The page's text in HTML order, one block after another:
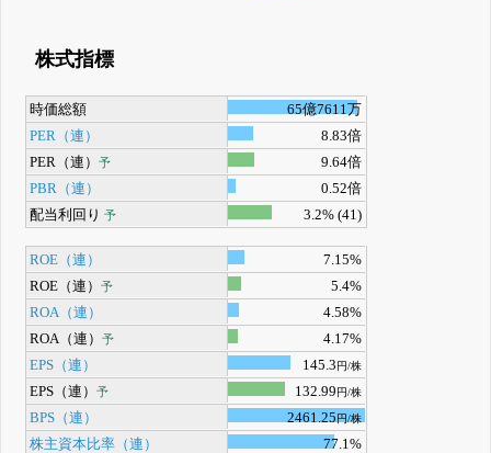
株式指標
時価総額
65億7611万
PER（連）
8.83倍
PER（連）予
9.64倍
PBR（連）
0.52倍
配当利回り 予 3.2% (41)
ROE（連）
7.15%
ROE（連）予
5.4%
ROA（連）
4.58%
ROA（連）予
4.17%
EPS（連）
145.3円/株
EPS（連）予 132.99円/株
BPS（連） 2461.25円/株
株主資本比率（連） 77.1%